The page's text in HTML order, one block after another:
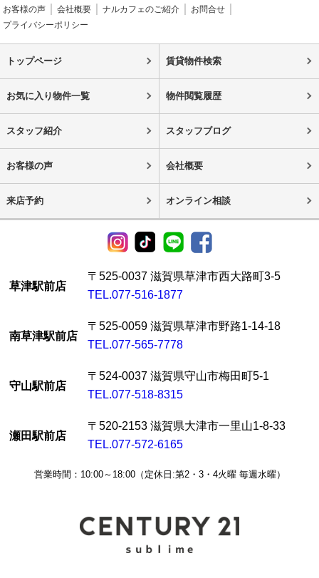
お客様の声
会社概要 ナルカフェのご紹介
お問合せ
プライバシーポリシー
トップページ 賃貸物件検索
お気に入り物件一覧 物件閲覧履歴
スタッフ紹介 スタッフブログ
お客様の声 会社概要
来店予約 オンライン相談
草津駅前店
〒525-0037 滋賀県草津市西大路町3-5
TEL.077-516-1877
南草津駅前店
〒525-0059 滋賀県草津市野路1-14-18
TEL.077-565-7778
守山駅前店
〒524-0037 滋賀県守山市梅田町5-1
TEL.077-518-8315
瀬田駅前店
〒520-2153 滋賀県大津市一里山1-8-33
TEL.077-572-6165
営業時間：10:00～18:00（定休日:第2・3・4火曜 毎週水曜）